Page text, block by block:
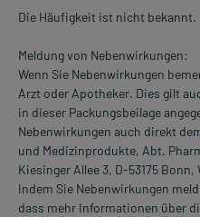
Die Häufigkeit ist nicht bekannt.
Meldung von Nebenwirkungen:
Wenn Sie Nebenwirkungen
Arzt oder Apotheker. Dies gilt
in dieser Packungsbeilage
Nebenwirkungen auch direkt
und Medizinprodukte, Abt.
Kiesinger Allee 3, D-53175
Indem Sie Nebenwirkungen
dass mehr Informationen über